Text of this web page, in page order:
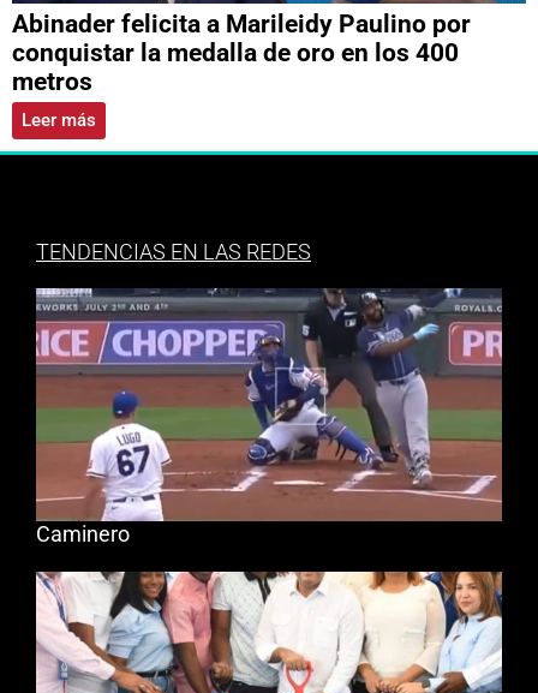
Abinader felicita a Marileidy Paulino por
conquistar la medalla de oro en los 400
metros
Leer más
TENDENCIAS EN LAS REDES
Caminero